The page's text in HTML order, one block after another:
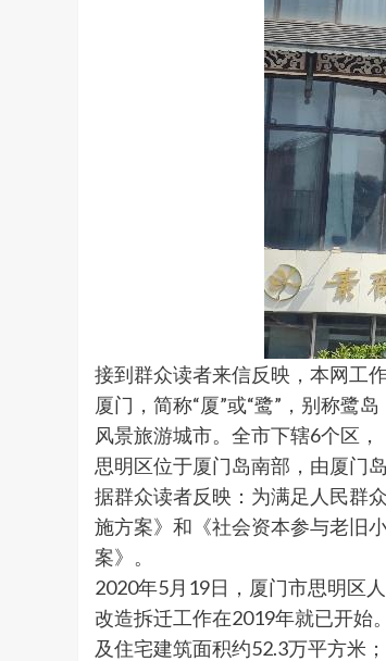
接到群众读者来信反映，本网工
厦门，简称“厦”或“鹭”，别称鹭
风景旅游城市。全市下辖6个区
思明区位于厦门岛南部，由厦门
据群众读者反映：为满足人民群
施方案》和《社会资本参与老旧
案》。
2020年5月19日，厦门市思明区
改造拆迁工作在2019年就已开始
及住宅建筑面积约52.3万平方米